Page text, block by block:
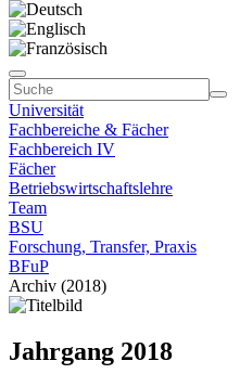
Universität
Fachbereiche & Fächer
Fachbereich IV
Fächer
Betriebswirtschaftslehre
Team
BSU
Forschung, Transfer, Praxis
BFuP
Archiv (2018)
Jahrgang 2018